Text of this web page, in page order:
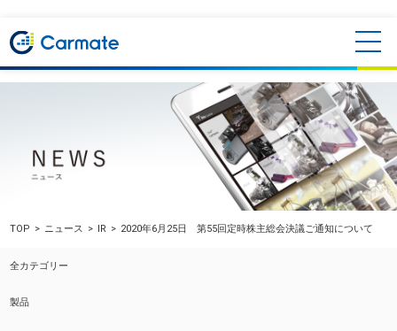
TOP ニュース IR 2020年6月25日 第55回定時株主総会決議ご通知について
全カテゴリー
製品